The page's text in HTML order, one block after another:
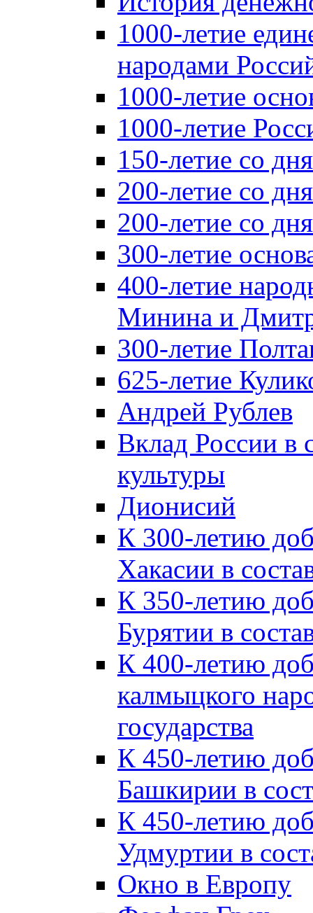
1000-летие
народами
1000-летие
1000-летие
150-летие со
200-летие со
200-летие со
300-летие
400-летие
Минина и
300-летие
625-летие
Андрей Рублев
Вклад России в
культуры
Дионисий
К 300-летию
Хакасии в
К 350-летию
Бурятии в
К 400-летию
калмыцкого
государства
К 450-летию
Башкирии в
К 450-летию
Удмуртии в
Окно в Европу